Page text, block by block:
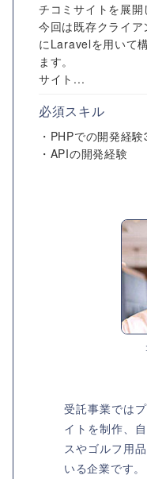
チコミサイトを展開
今回は既存クライ
にLaravelを用いて
ます。
サイト...
必須スキル
・PHPでの開発経
・APIの開発経験
受託事業では
イトを制作、
スやゴルフ用
いる企業です。